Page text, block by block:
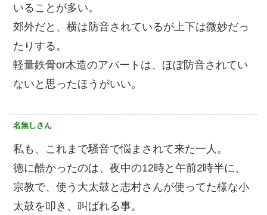
いることが多い。
郊外だと、横は防音されているが上下は微妙だっ
たりする。
軽量鉄骨or木造のアパートは、ほぼ防音されてい
ないと思ったほうがいい。
名無しさん
私も、これまで騒音で悩まされて来た一人。
徳に酷かったのは、夜中の12時と午前2時半に、
宗教で、使う大太鼓と志村さんが使ってた様な小
太鼓を叩き、叫ばれる事。